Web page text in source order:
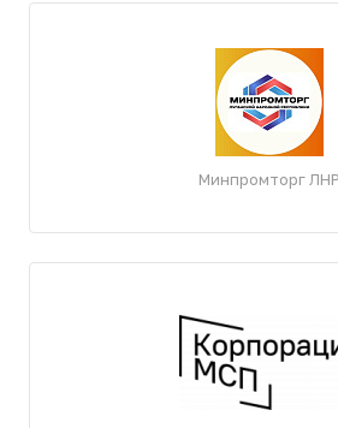
Минпромторг ЛНР